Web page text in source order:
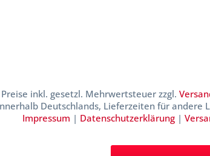
inkl. gesetzl. Mehrwertsteuer zzgl.
Deutschlands, Lieferzeiten für andere
Impressum | Datenschutzerklärung|